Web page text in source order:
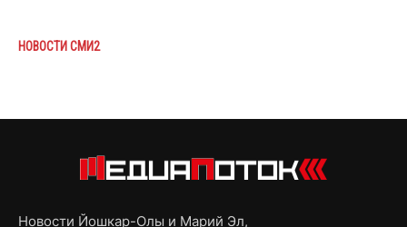
НОВОСТИ СМИ2
Новости Йошкар-Олы и Марий Эл,